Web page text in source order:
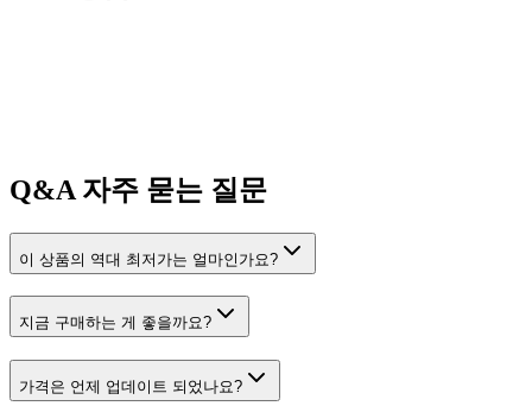
Q&A 자주 묻는 질문
이 상품의 역대 최저가는 얼마인가요?
지금 구매하는 게 좋을까요?
가격은 언제 업데이트 되었나요?